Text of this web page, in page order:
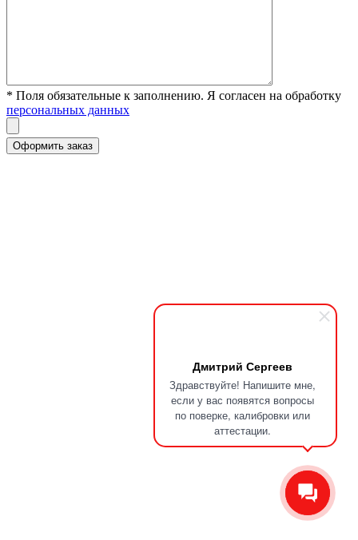
Дмитрий Сергеев
Здравствуйте! Напишите мне,
если у вас появятся вопросы
по поверке, калибровки или
аттестации.
* Поля обязательные к заполнению. Я согласен на обработку
персональных данных